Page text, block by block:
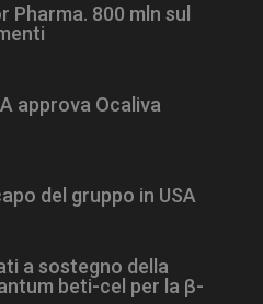
Pharma. 800 mln sul
approva Ocaliva
del gruppo in USA
a sostegno della
beti-cel per la β-
Microsoft Corporation